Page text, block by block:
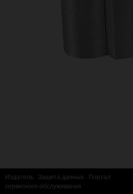
Издатель Защита данных
Портал
сервисного обслуживания